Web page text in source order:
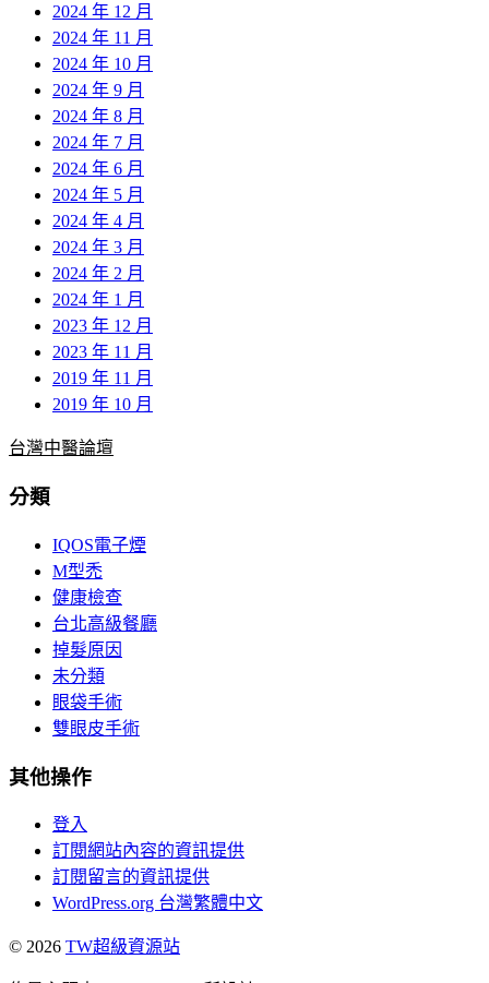
2024 年 12 月
2024 年 11 月
2024 年 10 月
2024 年 9 月
2024 年 8 月
2024 年 7 月
2024 年 6 月
2024 年 5 月
2024 年 4 月
2024 年 3 月
2024 年 2 月
2024 年 1 月
2023 年 12 月
2023 年 11 月
2019 年 11 月
2019 年 10 月
台灣中醫論壇
分類
IQOS電子煙
M型禿
健康檢查
台北高級餐廳
掉髮原因
未分類
眼袋手術
雙眼皮手術
其他操作
登入
訂閱網站內容的資訊提供
訂閱留言的資訊提供
WordPress.org 台灣繁體中文
© 2026 TW超級資源站